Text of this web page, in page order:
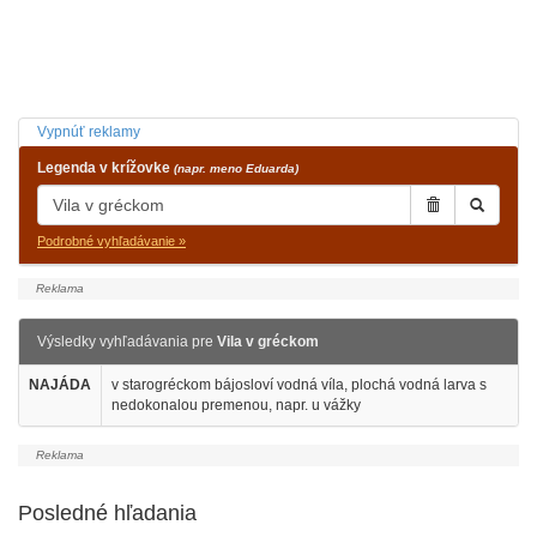
Vypnúť reklamy
Legenda v krížovke (napr. meno Eduarda)
Podrobné vyhľadávanie »
Výsledky vyhľadávania pre Vila v gréckom
NAJÁDA
v starogréckom bájosloví vodná víla, plochá vodná larva s
nedokonalou premenou, napr. u vážky
Posledné hľadania